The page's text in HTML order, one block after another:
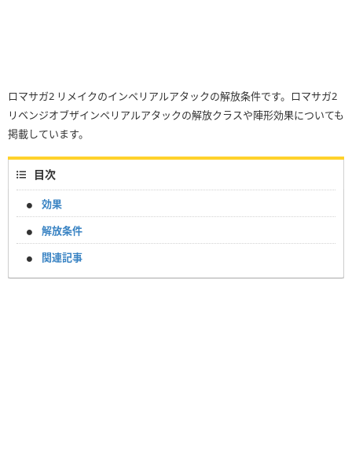
ロマサガ2 リメイクのインペリアルアタックの解放条件です。ロマサガ2
リベンジオブザインペリアルアタックの解放クラスや陣形効果についても
掲載しています。
目次
効果
解放条件
関連記事